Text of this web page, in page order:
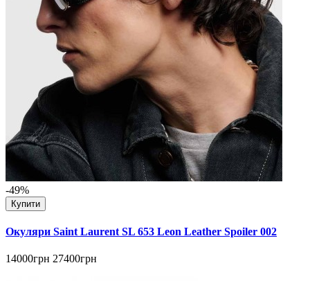
-49%
Купити
Окуляри Saint Laurent SL 653 Leon Leather Spoiler 002
14000грн 27400грн